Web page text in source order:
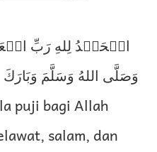
وَصَلَّى اللهُ وَسَلَّمَ وَبَارَكَ
salam, dan